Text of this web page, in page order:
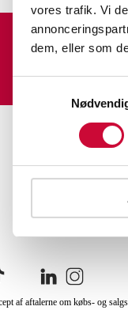
vores trafik. Vi
dem, eller som
Tilmeld
SÆLG
Få en vurdering
af aftalerne om købs- og